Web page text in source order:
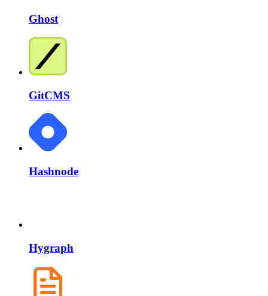
Ghost
GitCMS
Hashnode
Hygraph